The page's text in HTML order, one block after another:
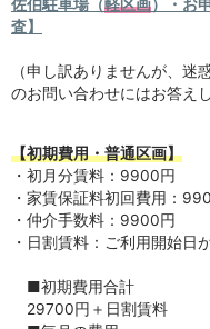
佐伯駐車場（軽区画）・お
査】
（申し訳ありませんが、迷
のお問い合わせにはお答え
【初期費用・普通区画】
・初月分賃料：9900円
・家賃保証料初回費用：
・仲介手数料：9900円
・日割賃料：ご利用開始日
■初期費用合計
29700円＋日割賃料